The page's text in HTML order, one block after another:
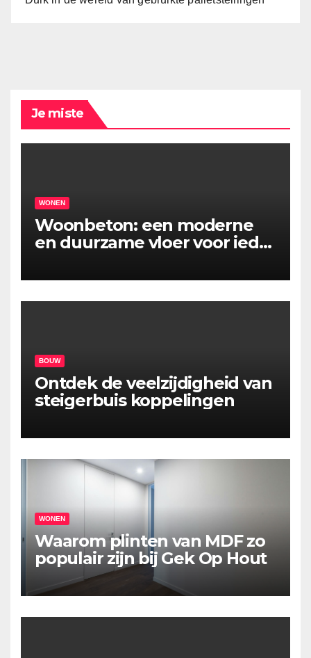
Je miste
WONEN
Woonbeton: een moderne
en duurzame vloer voor ieder
BOUW
Ontdek de veelzijdigheid van
steigerbuis koppelingen
WONEN
Waarom plinten van MDF zo
populair zijn bij Gek Op Hout